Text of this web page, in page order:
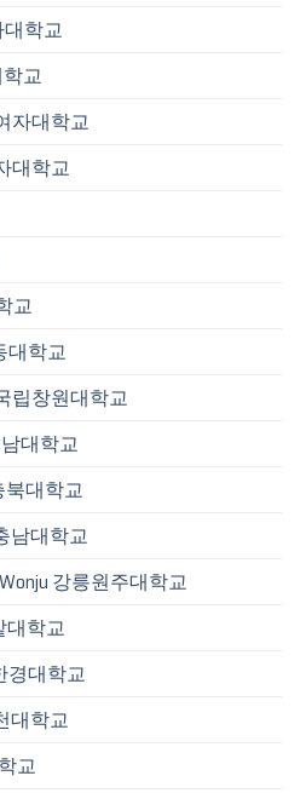
대학교
교
자대학교
대학교
교
대학교
립창원대학교
남대학교
북대학교
남대학교
강릉원주대학교
대학교
경대학교
대학교
교